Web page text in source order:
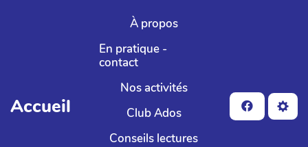
Aller au contenu principal
Accueil
À propos
En pratique -
contact
Nos activités
Club Ados
Conseils lectures